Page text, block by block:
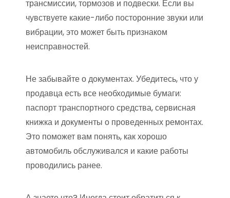
трансмиссии, тормозов и подвески. Если вы
чувствуете какие-либо посторонние звуки или
вибрации, это может быть признаком
неисправностей.
Не забывайте о документах. Убедитесь, что у
продавца есть все необходимые бумаги:
паспорт транспортного средства, сервисная
книжка и документы о проведенных ремонтах.
Это поможет вам понять, как хорошо
автомобиль обслуживался и какие работы
проводились ранее.